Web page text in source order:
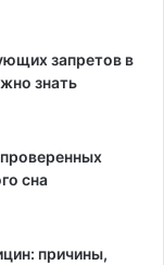
запретов в
знать
сна
причины,